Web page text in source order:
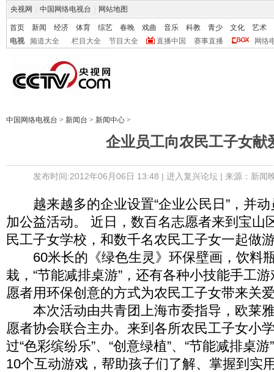
央视网 中国网络电视台 网站地图
首页 新闻 经济 体育 综艺 春晚 戏曲 音乐 科教 青少 文化
艺术
电视
频道大全 栏目大全 节目大全 直播中国 赛事直播 网络
中国网络电视台 > 新闻台 > 新闻中心 >
企业员工向农民工子女献
发布时间:2012年06月06日 13:48 | 进入复兴论坛| 来源：新闻
越来越多的企业设置“企业公民日”，并动
加公益活动。 近日，数百名志愿者来到宝山
民工子女学校，和数千名农民工子女一起做
60米长的《绿色生灵》环保壁画，饮料
栽，“节能减排桌游”，还有各种小技能手工
愿者用环保创意的方式为农民工子女带来关
本次活动由共青团上海市委指导，欧莱
愿者协会联合主办。来到各所农民工子女小
过“色彩缤纷乐”、“创意绿植”、“节能减排桌游
10个互动游戏，帮助孩子们了解、掌握到实